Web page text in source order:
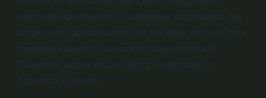
sürecinde özel ritüeller ve kutlamalar yapmaktadır. Bu
tür geçişler, sadece bireysel bir dini değişim değil, aynı
zamanda kültürel bir kırılmanın da göstergesidir.
Ekonomik Yapılar ve Dini Geçiş: Hristiyanlık ve
Toplumsal Değişim